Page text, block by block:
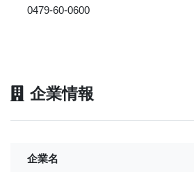
0479-60-0600
企業情報
企業名